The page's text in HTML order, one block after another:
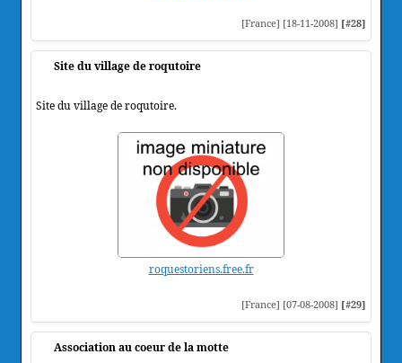
[France] [18-11-2008] [#28]
Site du village de roqutoire
Site du village de roqutoire.
roquestoriens.free.fr
[France] [07-08-2008] [#29]
Association au coeur de la motte